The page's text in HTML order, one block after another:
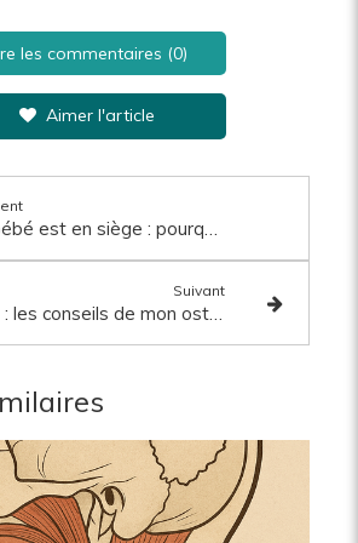
les commentaires (0)
Aimer l'article
Suivant